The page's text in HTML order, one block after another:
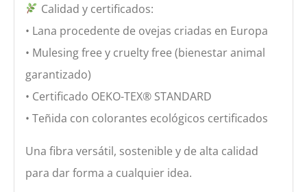
Calidad y certificados:
• Lana procedente de ovejas criadas en Europa
• Mulesing free y cruelty free (bienestar animal
garantizado)
• Certificado OEKO-TEX® STANDARD
• Teñida con colorantes ecológicos certificados
Una fibra versátil, sostenible y de alta calidad
para dar forma a cualquier idea.